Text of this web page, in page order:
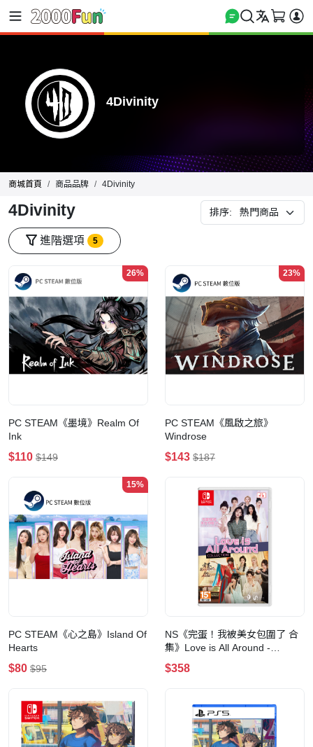
4Divinity
商城首頁 商品品牌 4Divinity
4Divinity 排序:
進階選項 5
26%
PC STEAM《墨境》Realm Of
Ink
$110 $149
23%
PC STEAM《風啟之旅》
Windrose
$143 $187
15%
PC STEAM《心之島》Island Of
Hearts
$80 $95
NS《完蛋！我被美女包圍了 合
集》Love is All Around -
Collection
$358